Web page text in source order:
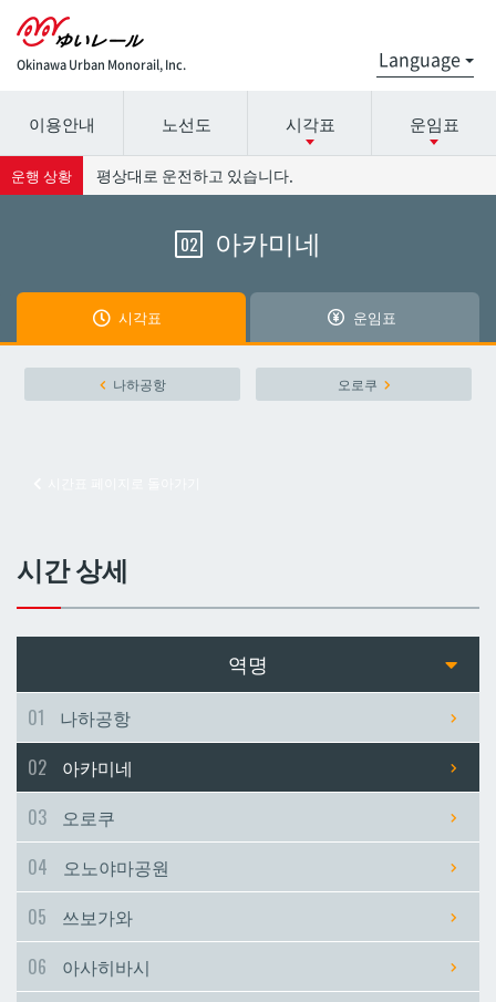
Okinawa Urban Monorail, Inc.
시간표 세부 정보의 방송국 이름을 선택하십시오.
나하공항
아사토
요금표에 대한 자세한 내용은 역 이름을 선택하십시오.
나하공항
아사토
이용안내 노선도 시각표 운임표
운행 상황 평상대로 운전하고 있습니다.
02 아카미네
시각표 운임표
나하공항 오로쿠
시간 상세
역명
01
나하공항
02
아카미네
03
오로쿠
04
오노야마공원
05
쓰보가와
06
아사히바시